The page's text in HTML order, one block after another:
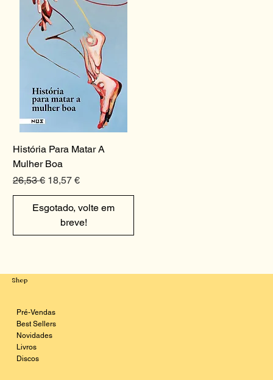
História Para Matar A
Mulher Boa
Preço normal
26,53 € Preço promocional
18,57 €
Esgotado, volte em
breve!
Shop
Pré-Vendas
Best Sellers
Novidades
Livros
Discos